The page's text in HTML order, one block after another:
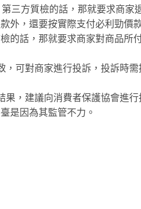
三方質檢的話，那就要求商家
外，還要按實際支付必利勁價
的話，那就要求商家對商品所
，可對商家進行投訴，投訴時需
果，建議向消費者保護協會進行
是因為其監管不力。